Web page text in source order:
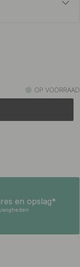
OP VOORRAAD
en opslag*